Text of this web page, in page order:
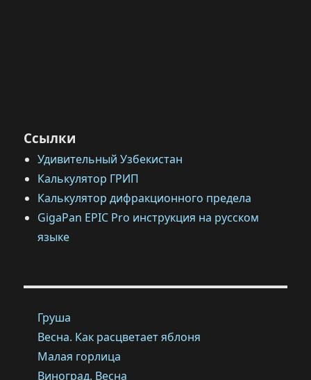
Ссылки
Удивительный Узбекистан
Калькулятор ГРИП
Калькулятор дифракционного предела
GigaPan EPIC Pro инструкция на русском
языке
Груша
Весна. Как расцветает яблоня
Малая горлица
Виноград. Весна